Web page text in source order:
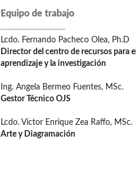
Equipo de trabajo
Lcdo. Fernando Pacheco Olea, Ph.D
Director del centro de recursos para el
aprendizaje y la investigación
Ing. Angela Bermeo Fuentes, MSc.
Gestor Técnico OJS
Lcdo. Víctor Enrique Zea Raffo, MSc.
Arte y Diagramación